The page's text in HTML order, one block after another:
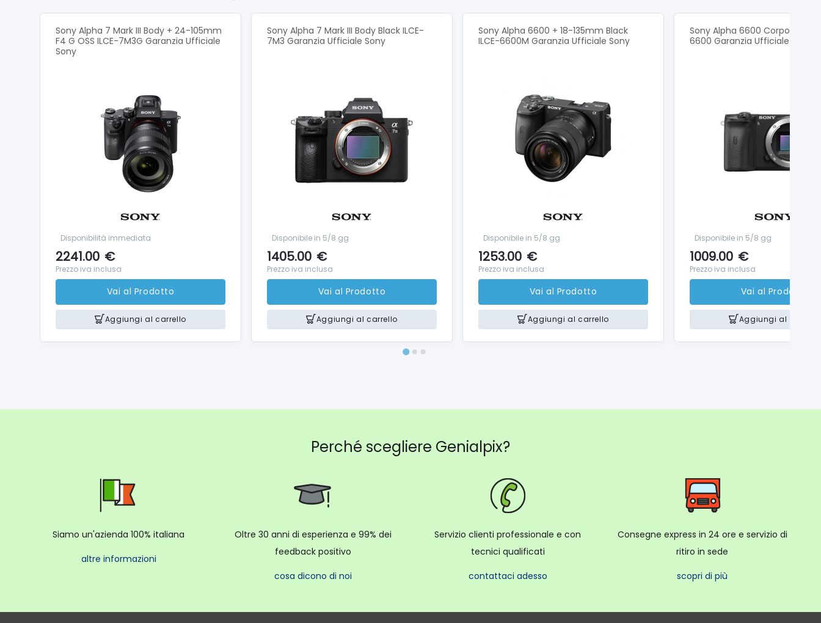
Sony Alpha 7 Mark III Body + 24-105mm
F4 G OSS ILCE-7M3G Garanzia Ufficiale
Sony
Disponibilità immediata
2241.00 €
Prezzo iva inclusa
Vai al Prodotto
Aggiungi al carrello
Sony Alpha 7 Mark III Body Black ILCE-
7M3 Garanzia Ufficiale Sony
Disponibile in 5/8 gg
1405.00 €
Prezzo iva inclusa
Vai al Prodotto
Aggiungi al carrello
Sony Alpha 6600 + 18-135mm Black
ILCE-6600M Garanzia Ufficiale Sony
Disponibile in 5/8 gg
1253.00 €
Prezzo iva inclusa
Vai al Prodotto
Aggiungi al carrello
Sony Alpha 6600 Corpo Black
6600 Garanzia Ufficiale Sony
Disponibile in 5/8 gg
1009.00 €
Prezzo iva inclusa
Vai al Prodotto
Aggiungi al carrello
Perché scegliere Genialpix?
Siamo un'azienda 100% italiana
altre informazioni
Oltre 30 anni di esperienza e 99% dei
feedback positivo
cosa dicono di noi
Servizio clienti professionale e con
tecnici qualificati
contattaci adesso
Consegne express in 24 ore e servizio di
ritiro in sede
scopri di più